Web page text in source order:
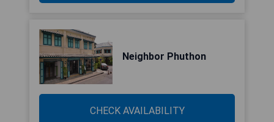
Neighbor Phuthon
CHECK AVAILABILITY